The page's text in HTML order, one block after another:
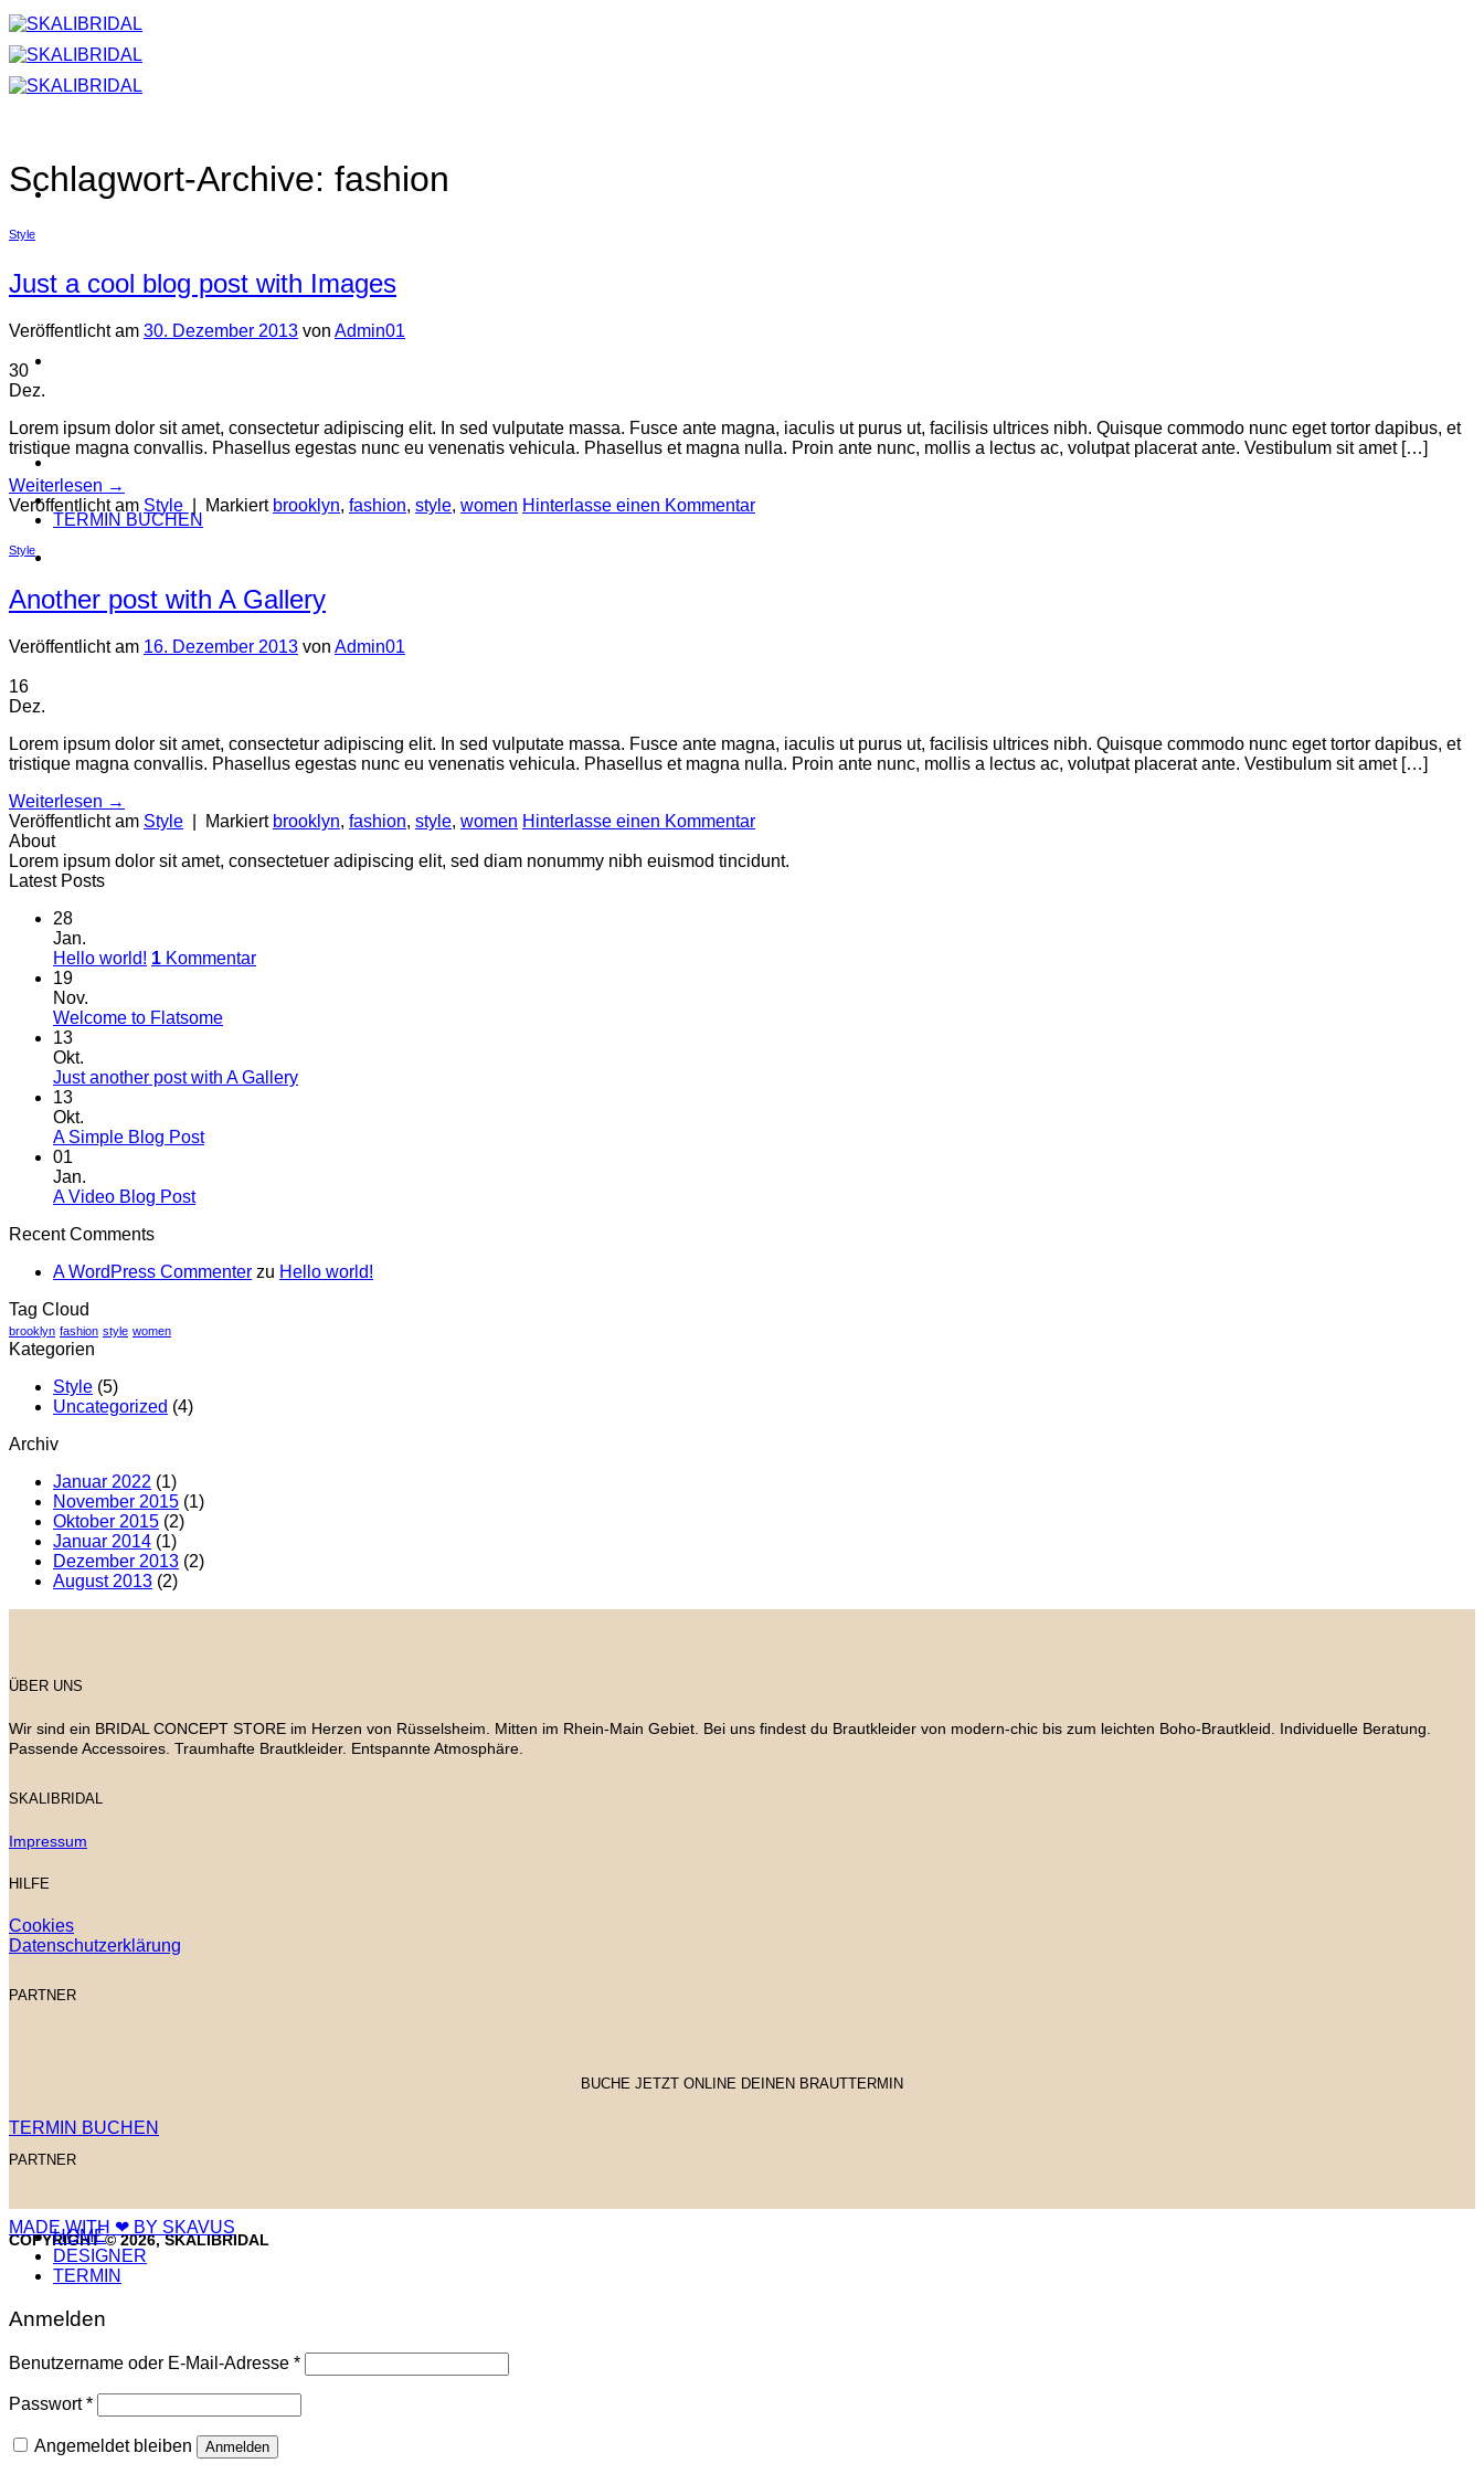
Zum
Inhalt
springen
TERMIN BUCHEN
Schlagwort-Archive: fashion
Style
Just a cool blog post with Images
Veröffentlicht am 30. Dezember 2013 von Admin01
30
Dez.
Lorem ipsum dolor sit amet, consectetur adipiscing elit. In sed vulputate massa. Fusce ante magna, iaculis ut purus ut, facilisis ultrices nibh. Quisque commodo nunc eget tortor dapibus, et
tristique magna convallis. Phasellus egestas nunc eu venenatis vehicula. Phasellus et magna nulla. Proin ante nunc, mollis a lectus ac, volutpat placerat ante. Vestibulum sit amet […]
Weiterlesen →
Veröffentlicht am Style Markiert brooklyn, fashion, style, women Hinterlasse einen Kommentar
Style
Another post with A Gallery
Veröffentlicht am 16. Dezember 2013 von Admin01
16
Dez.
Lorem ipsum dolor sit amet, consectetur adipiscing elit. In sed vulputate massa. Fusce ante magna, iaculis ut purus ut, facilisis ultrices nibh. Quisque commodo nunc eget tortor dapibus, et
tristique magna convallis. Phasellus egestas nunc eu venenatis vehicula. Phasellus et magna nulla. Proin ante nunc, mollis a lectus ac, volutpat placerat ante. Vestibulum sit amet […]
Weiterlesen →
Veröffentlicht am Style Markiert brooklyn, fashion, style, women Hinterlasse einen Kommentar
About
Lorem ipsum dolor sit amet, consectetuer adipiscing elit, sed diam nonummy nibh euismod tincidunt.
Latest Posts
28
Jan.
Hello world! 1 Kommentar
19
Nov.
Welcome to Flatsome
13
Okt.
Just another post with A Gallery
13
Okt.
A Simple Blog Post
01
Jan.
A Video Blog Post
Recent Comments
A WordPress Commenter zu Hello world!
Tag Cloud
brooklyn fashion style women
Kategorien
Style (5)
Uncategorized (4)
Archiv
Januar 2022 (1)
November 2015 (1)
Oktober 2015 (2)
Januar 2014 (1)
Dezember 2013 (2)
August 2013 (2)
ÜBER UNS
Wir sind ein BRIDAL CONCEPT STORE im Herzen von Rüsselsheim. Mitten im Rhein-Main Gebiet. Bei uns findest du Brautkleider von modern-chic bis zum leichten Boho-Brautkleid. Individuelle Beratung.
Passende Accessoires. Traumhafte Brautkleider. Entspannte Atmosphäre.
SKALIBRIDAL
Impressum
HILFE
Cookies
Datenschutzerklärung
PARTNER
BUCHE JETZT ONLINE DEINEN BRAUTTERMIN
TERMIN BUCHEN
PARTNER
COPYRIGHT © 2026, SKALIBRIDAL
MADE WITH ❤ BY SKAVUS
HOME
DESIGNER
TERMIN
Anmelden
Benutzername oder E-Mail-Adresse *Erforderlich
Passwort*Erforderlich
Angemeldet bleiben Anmelden